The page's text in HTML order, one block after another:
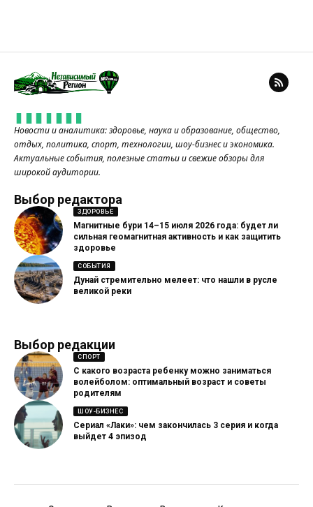
Новости и аналитика: здоровье, наука и образование, общество,
отдых, политика, спорт, технологии, шоу-бизнес и экономика.
Актуальные события, полезные статьи и свежие обзоры для
широкой аудитории.
Выбор редактора
ЗДОРОВЬЕ
Магнитные бури 14–15 июля 2026 года: будет ли
сильная геомагнитная активность и как защитить
здоровье
СОБЫТИЯ
Дунай стремительно мелеет: что нашли в русле
великой реки
Выбор редакции
СПОРТ
С какого возраста ребенку можно заниматься
волейболом: оптимальный возраст и советы
родителям
ШОУ-БИЗНЕС
Сериал «Лаки»: чем закончилась 3 серия и когда
выйдет 4 эпизод